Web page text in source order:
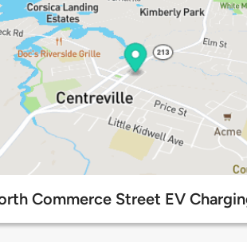
Commerce Street EV